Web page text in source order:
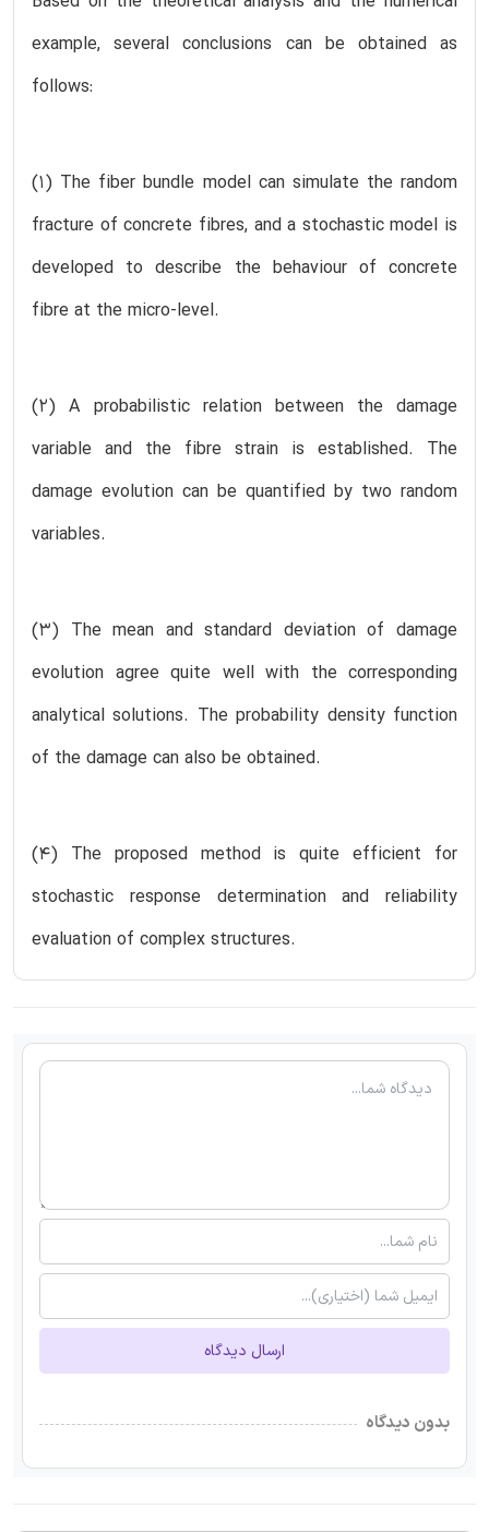
example, several conclusions can be obtained as
follows:
(1) The fiber bundle model can simulate the random
fracture of concrete fibres, and a stochastic model is
developed to describe the behaviour of concrete
fibre at the micro-level.
(2) A probabilistic relation between the damage
variable and the fibre strain is established. The
damage evolution can be quantified by two random
variables.
(3) The mean and standard deviation of damage
evolution agree quite well with the corresponding
analytical solutions. The probability density function
of the damage can also be obtained.
(4) The proposed method is quite efficient for
stochastic response determination and reliability
evaluation of complex structures.
ارسال دیدگاه
بدون دیدگاه